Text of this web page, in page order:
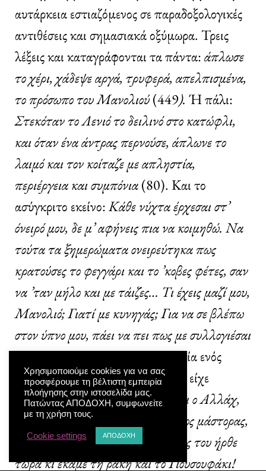
αυτάρκεια εστιαζόμενος σε παραδοξολογικές
αντιθέσεις και σημασιακά οξύμωρα. Τρεις
λέξεις και καταγράφονται τα πάντα:άπλωσε
το χέρι, χάδεψε αργά, τρυφερά, απελπισμένα,
το πρόσωπο του Μανολιού(449). Ή πάλι:
Στεκόταν το Λενιό το δειλινό στο κατώφλι,
και όταν ένα άντρας περνούσε, άπλωνε το
λαιμό και τον κοίταζε με απληστία,
περιέργεια και συμπόνια(80). Και το
ασύγκριτο εκείνο:Κάθε νύχτα έρχεσαι στ’
όνειρό μου, δε μ’ αφήνεις πια να κοιμηθώ. Να
τούτα τα ξημερώματα ονειρεύτηκα πως
κρατούσες το φεγγάρι και το ’κοβες φέτες, σαν
να ’ταν μήλο και με τάιζες… Τι έχεις μαζί μου,
Μανολιό; Γιατί με κυνηγάς; Για να σε βλέπω
στον ύπνο μου, πάει να πει πως με συλλογιέσαι
(85). Ή πάλι η απίστευτη ειρωνεία ενός
συγγραφέα που νομίζουμε ότι δεν είχε
χιούμορ:Μεγάλος μάστορας είναι ο Αλλάχ,
μουρμούρισε συγκινημένος, μεγάλος μάστορας,
μερακλής· κόβει το μυαλό του· πώς του ήρθε
τώρα κι έκαμε τη ρακή και το Γιουσουφάκι!
Χρησιμοποιούμε cookies για να σας
προσφέρουμε τη βέλτιστη εμπειρία
πλοήγησης στην ιστοσελίδα μας.
Πατώντας ΑΠΟΔΟΧΗ, συμφωνείτε
με τη χρήση τους.
Cookie settings ΑΠΟΔΟΧΗ